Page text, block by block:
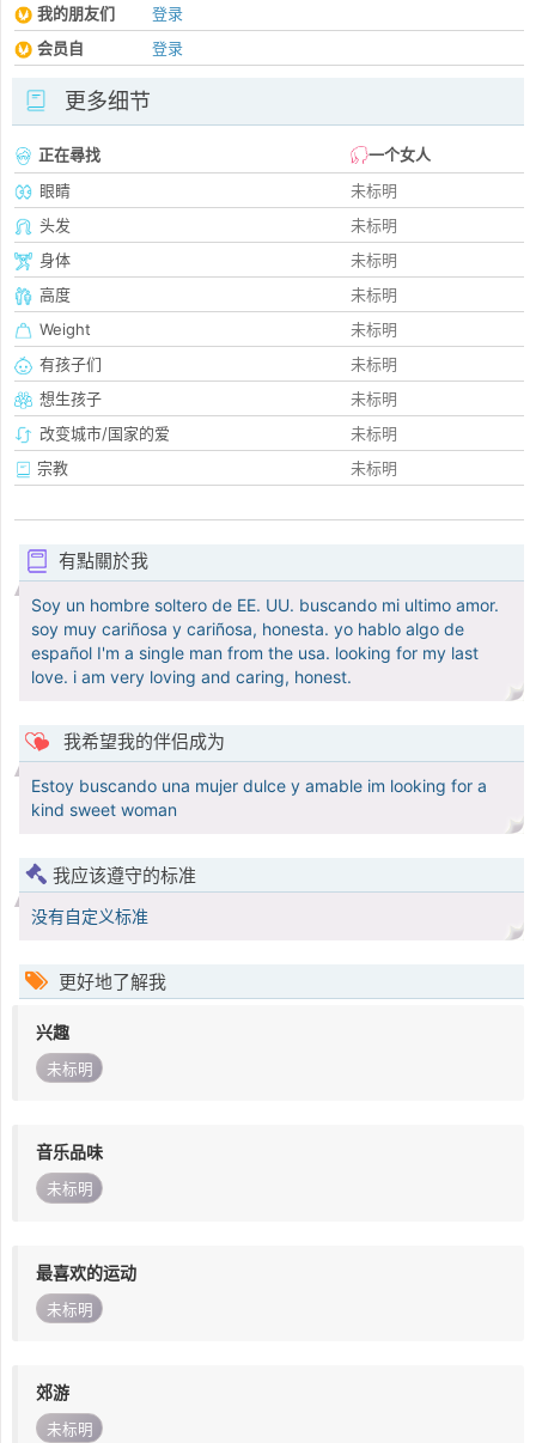
我的朋友们
登录
会员自
登录
更多细节
正在尋找
一个女人
眼睛
未标明
头发
未标明
身体
未标明
高度
未标明
Weight
未标明
有孩子们
未标明
想生孩子
未标明
改变城市/国家的爱
未标明
宗教
未标明
有點關於我
Soy un hombre soltero de EE. UU. buscando mi ultimo amor.
soy muy cariñosa y cariñosa, honesta. yo hablo algo de
español I'm a single man from the usa. looking for my last
love. i am very loving and caring, honest.
我希望我的伴侣成为
Estoy buscando una mujer dulce y amable im looking for a
kind sweet woman
我应该遵守的标准
没有自定义标准
更好地了解我
兴趣
未标明
音乐品味
未标明
最喜欢的运动
未标明
郊游
未标明